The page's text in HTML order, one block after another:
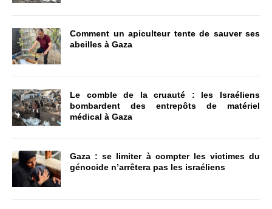
Comment un apiculteur tente de sauver ses
abeilles à Gaza
Le comble de la cruauté : les Israéliens
bombardent des entrepôts de matériel
médical à Gaza
Gaza : se limiter à compter les victimes du
génocide n’arrêtera pas les israéliens